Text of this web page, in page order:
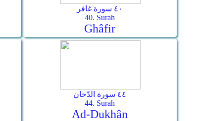
٤٠ سورة غافر
40. Surah
Ghâfir
٤٤ سورة الدّخان
44. Surah
Ad-Dukhân